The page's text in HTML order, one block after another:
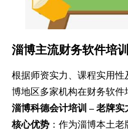
淄博主流财务软件培
根据师资实力、课程实用
博地区多家机构在财务软件
淄博科德会计培训 – 老牌实
核心优势 ：作为淄博本土